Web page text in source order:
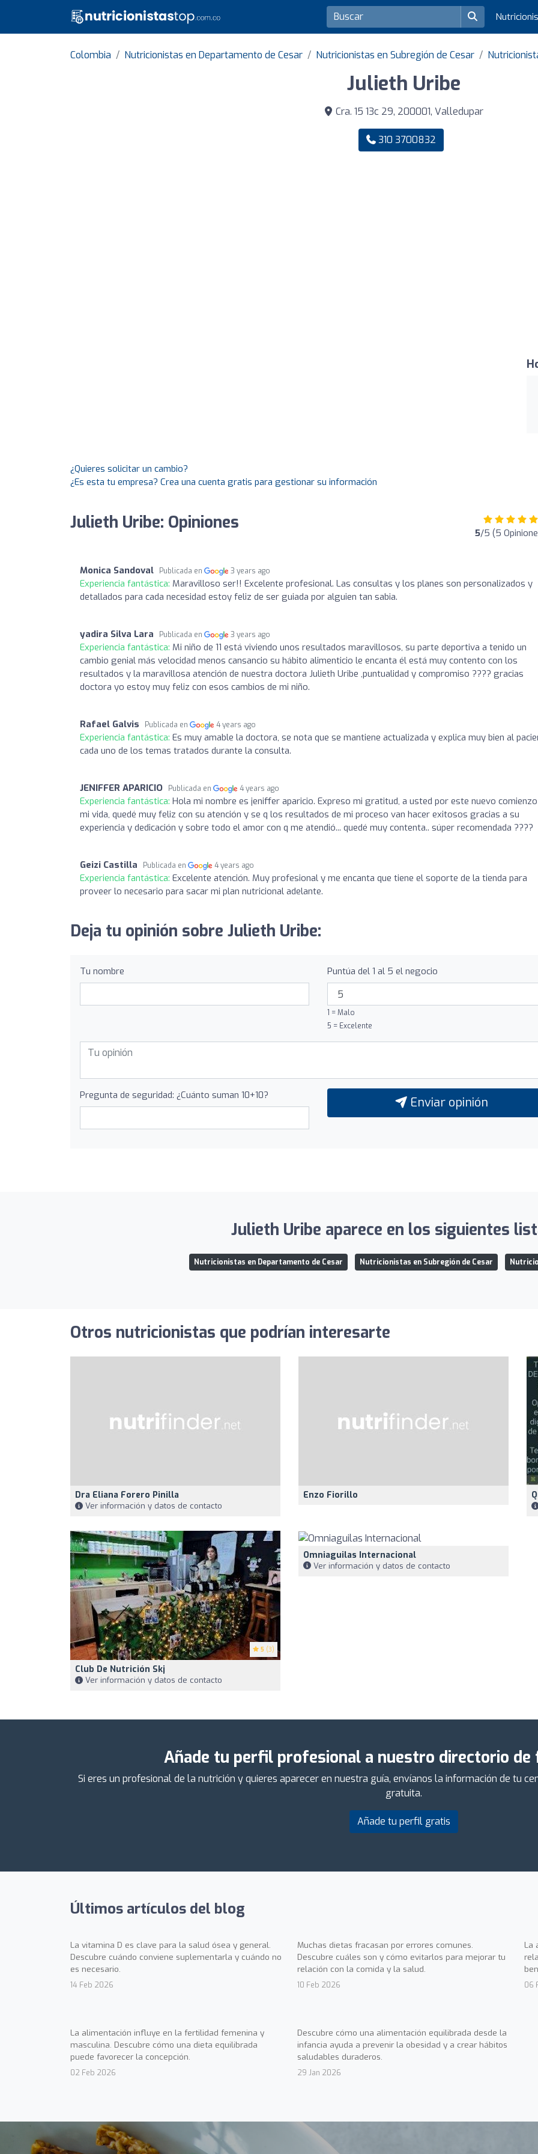
Colombia Nutricionistas en Departamento de Cesar Nutricionistas en Subregión de Cesar
Julieth Uribe
Cra. 15 13c 29, 200001, Valledupar
310 3700832
¿Quieres solicitar un cambio?
¿Es esta tu empresa? Crea una cuenta gratis para gestionar su información
Julieth Uribe: Opiniones 5/5 (5
Monica Sandoval Publicada en 3 years ago
Experiencia fantástica: Maravilloso ser!! Excelente profesional. Las consultas y los planes son personalizados y
detallados para cada necesidad estoy feliz de ser guiada por alguien tan sabia.
yadira Silva Lara Publicada en 3 years ago
Experiencia fantástica: Mi niño de 11 está viviendo unos resultados maravillosos, su parte deportiva a tenido un
cambio genial más velocidad menos cansancio su hábito alimenticio le encanta él está muy contento con los
resultados y la maravillosa atención de nuestra doctora Julieth Uribe ,puntualidad y compromiso ???? gracias
doctora yo estoy muy feliz con esos cambios de mi niño.
Rafael Galvis Publicada en 4 years ago
Experiencia fantástica: Es muy amable la doctora, se nota que se mantiene actualizada y explica muy bien al
cada uno de los temas tratados durante la consulta.
JENIFFER APARICIO Publicada en 4 years ago
Experiencia fantástica: Hola mi nombre es jeniffer aparicio. Expreso mi gratitud, a usted por este nuevo
mi vida, quedé muy feliz con su atención y se q los resultados de mi proceso van hacer exitosos gracias a su
experiencia y dedicación y sobre todo el amor con q me atendió... quedé muy contenta.. súper recomendada ????
Geizi Castilla Publicada en 4 years ago
Experiencia fantástica: Excelente atención. Muy profesional y me encanta que tiene el soporte de la tienda para
proveer lo necesario para sacar mi plan nutricional adelante.
Deja tu opinión sobre Julieth Uribe:
Tu nombre Puntúa del 1 al 5 el negocio
1 = Malo
5 = Excelente
Pregunta de seguridad: ¿Cuánto suman 10+10? Enviar opinión
Julieth Uribe aparece en los siguientes
Nutricionistas en Departamento de Cesar Nutricionistas en Subregión de Cesar
Otros nutricionistas que podrían interesarte
Dra Eliana Forero Pinilla
Ver información y datos de contacto
Enzo Fiorillo
5 (3)
Club De Nutrición Skj
Ver información y datos de contacto
Omniaguilas Internacional
Ver información y datos de contacto
Añade tu perfil profesional a nuestro directorio
Si eres un profesional de la nutrición y quieres aparecer en nuestra guía, envíanos la información de tu
gratuita.
Añade tu perfil gratis
Últimos artículos del blog
La vitamina D es clave para la salud ósea y general.
Descubre cuándo conviene suplementarla y cuándo no
es necesario.
14 Feb 2026
Muchas dietas fracasan por errores comunes.
Descubre cuáles son y cómo evitarlos para mejorar tu
relación con la comida y la salud.
10 Feb 2026
La
06
La alimentación influye en la fertilidad femenina y
masculina. Descubre cómo una dieta equilibrada
puede favorecer la concepción.
02 Feb 2026
Descubre cómo una alimentación equilibrada desde la
infancia ayuda a prevenir la obesidad y a crear hábitos
saludables duraderos.
29 Jan 2026